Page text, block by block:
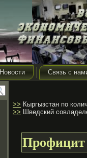
Новости Связь с
>> Кыргызстан по
>> Шведский
Профицит